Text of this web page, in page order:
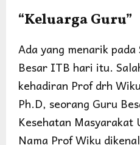
“Keluarga Guru”
Ada yang menarik
Besar ITB hari itu.
kehadiran Prof drh
Ph.D, seorang Guru
Kesehatan Masyarakat
Nama Prof Wiku